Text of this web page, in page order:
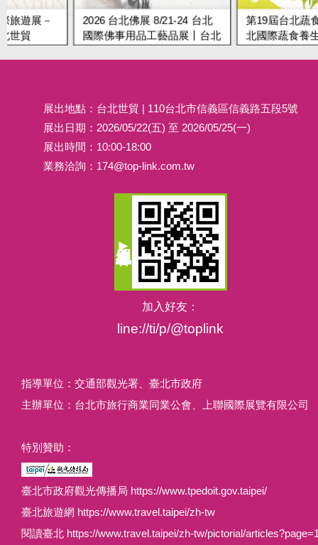
2026 台北佛展 8/21-24 台北
國際佛事用品工藝品展丨台北
第19屆台北蔬食展 8/21-24
北國際蔬食養生展丨台北世
展出地點：台北世貿 | 110台北市信義區信義路五段5號
展出日期：2026/05/22(五) 至 2026/05/25(一)
展出時間：10:00-18:00
業務洽詢： 174@top-link.com.tw
加入好友：
line://ti/p/@toplink
指導單位：交通部觀光署、臺北市政府
主辦單位：台北市旅行商業同業公會、上聯國際展覽有限公司
特別贊助：
臺北市政府觀光傳播局 https://www.tpedoit.gov.taipei/
臺北旅遊網 https://www.travel.taipei/zh-tw
閱讀臺北 https://www.travel.taipei/zh-tw/pictorial/